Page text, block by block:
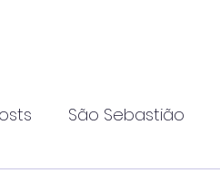
São Sebastião